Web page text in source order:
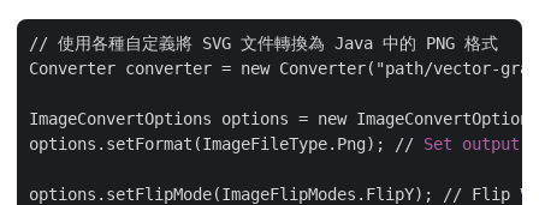
// 使用各種自定義將 SVG 文件轉換為 Java 中的 PNG 格式
Converter converter = new Converter("path/vector-
ImageConvertOptions options = new
options.setFormat(ImageFileType.Png); // Set output
options.setFlipMode(ImageFlipModes.FlipY); // Flip